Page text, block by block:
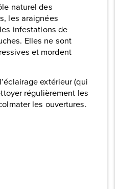
naturel des
les araignées
infestations de
Elles ne sont
et mordent
extérieur (qui
régulièrement les
les ouvertures.